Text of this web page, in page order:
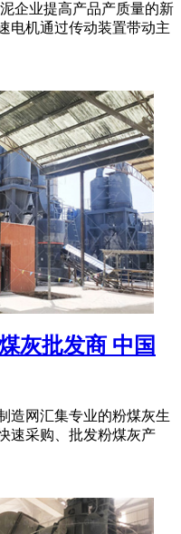
企业提高产品产质量的新
电机通过传动装置带动主
灰批发商 中国
造网汇集专业的粉煤灰生
速采购、批发粉煤灰产